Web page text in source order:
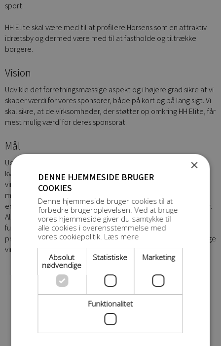
sport.
HH Elite skal være med til at profilere Horsens som en attraktiv
idrætsby og dermed være med til at fastholde og tiltrække
borgere.
Vision
Udvikle det forretningsmæssige aspekt og i højere grad sikre at vi
skaber værdi for vores sponsorer, både på kort og på lang sigt. Vi
skal sikre, at de virksomheder, der støtter op omkring HH Elite, får
mest mulig værdi for deres sponsorat.
Mål
Udvikling af et prospekt der er af forretningsmæssig så høj en
kvalitet, at det kan præsenteres i vores henvendelse til
virksomhederne. Vi vil skabe et indhold der tilgodeser flest
mulige sponsorer, men samtidig gør det muligt at eksekvere for
en klub af vores størrelse med udgangspunkt i Forums faciliteter.
Alle aktiviteter skal ske med udgangspunkt i det nuværende
fundament i klubben (bredde og divisions-håndbold). HH Elite
prospekt skal være fyldestgørende og interessant for flest mulige
virksomheder.
×
DENNE HJEMMESIDE BRUGER
COOKIES
Denne hjemmeside bruger cookies til at
forbedre brugeroplevelsen. Ved at bruge
vores hjemmeside giver du samtykke til
alle cookies i overensstemmelse med
vores cookiepolitik. Læs mere
Absolut
nødvendige
Statistiske Marketing
Funktionalitet